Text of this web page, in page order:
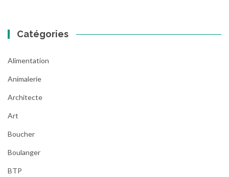
Catégories
Alimentation
Animalerie
Architecte
Art
Boucher
Boulanger
BTP